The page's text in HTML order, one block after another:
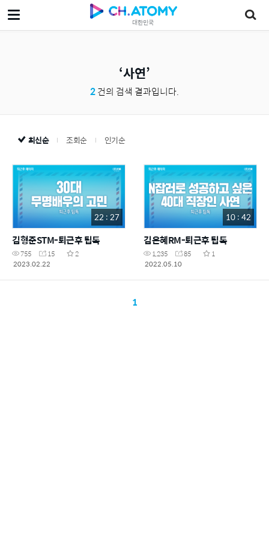
대한민국
사연
2건의 검색 결과입니다.
최신순 조회순 인기순
22 : 27
김형준STM-퇴근후 팁톡
755 15
2
2023.02.22
10 : 42
김은혜RM-퇴근후 팁톡
1,235 85
1
2022.05.10
1